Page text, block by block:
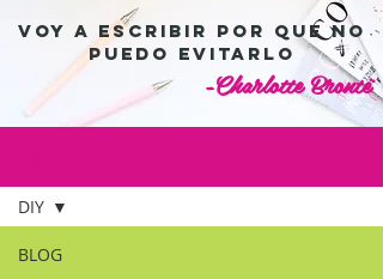
Voy a escribir por que no
puedo evitarlo
-Charlotte Brontë
BLOG
DIY